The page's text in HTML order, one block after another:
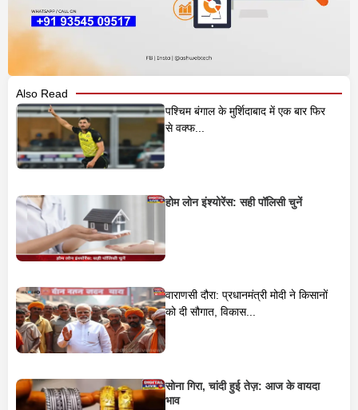
Also Read
पश्चिम बंगाल के मुर्शिदाबाद में एक बार फिर
से वक्फ...
होम लोन इंश्योरेंस: सही पॉलिसी चुनें
वाराणसी दौरा: प्रधानमंत्री मोदी ने किसानों
को दी सौगात, विकास...
सोना गिरा, चांदी हुई तेज़: आज के वायदा
भाव